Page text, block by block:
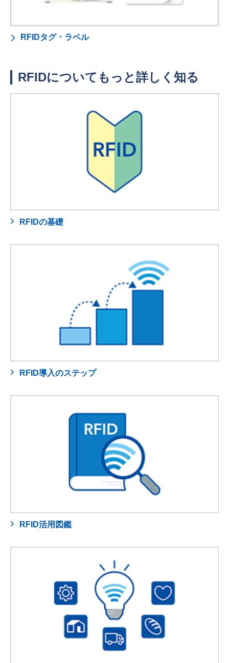
RFIDタグ・ラベル
RFIDについてもっと詳しく知る
RFIDの基礎
RFID導入のステップ
RFID活用図鑑